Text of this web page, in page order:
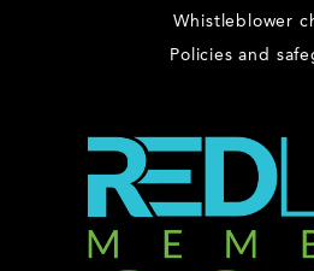
Whistleblower
Policies and